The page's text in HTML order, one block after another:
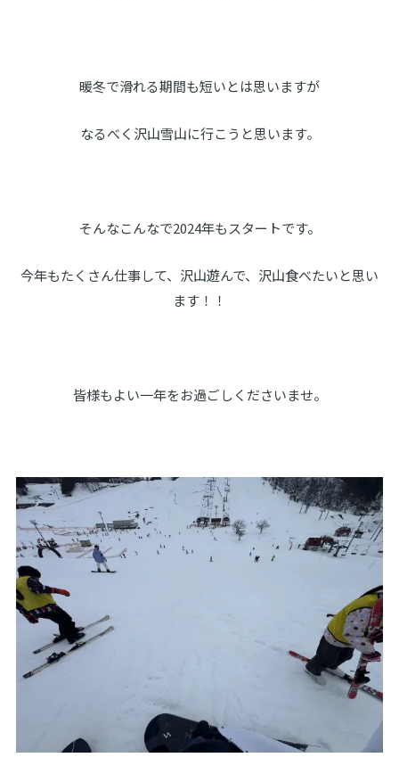
暖冬で滑れる期間も短いとは思いますが
なるべく沢山雪山に行こうと思います。
そんなこんなで2024年もスタートです。
今年もたくさん仕事して、沢山遊んで、沢山食べたいと思い
ます！！
皆様もよい一年をお過ごしくださいませ。